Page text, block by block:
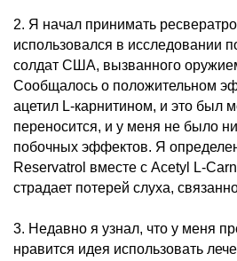
2. Я начал принимать
использовался в исследовании
солдат США, вызванного
Сообщалось о положительном
ацетил L-карнитином, и это был
переносится, и у меня не было
побочных эффектов. Я
Reservatrol вместе с Acetyl L-
страдает потерей слуха,
3. Недавно я узнал, что у меня
нравится идея использовать